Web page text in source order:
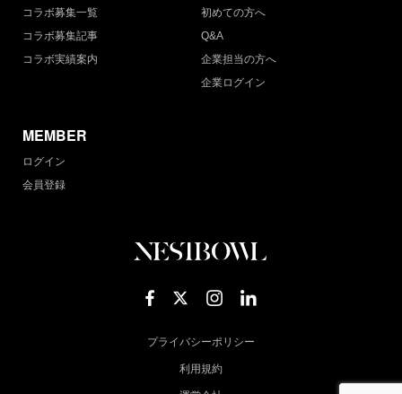
コラボ募集一覧
コラボ募集記事
コラボ実績案内
初めての方へ
Q&A
企業担当の方へ
企業ログイン
MEMBER
ログイン
会員登録
プライバシーポリシー
利用規約